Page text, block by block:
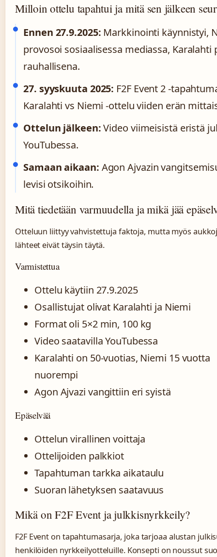
Milloin ottelu tapahtui ja mitä sen jälkeen
Ennen 27.9.2025: Markkinointi käynnistyi,
provosoi sosiaalisessa mediassa, Karalahti
rauhallisena.
27. syyskuuta 2025: F2F Event 2 -
Karalahti vs Niemi -ottelu viiden erän
Ottelun jälkeen:Video viimeisistä eristä
YouTubessa.
Samaan aikaan: Agon Ajvazin
levisi otsikoihin.
Mitä tiedetään varmuudella ja mikä jää
Otteluun liittyy vahvistettuja faktoja, mutta myös
lähteet eivät täysin täytä.
Varmistettua
Ottelu käytiin 27.9.2025
Osallistujat olivat Karalahti ja Niemi
Format oli 5×2 min, 100 kg
Video saatavilla YouTubessa
Karalahti on 50-vuotias, Niemi 15 vuotta
nuorempi
Agon Ajvazi vangittiin eri syistä
Epäselvää
Ottelun virallinen voittaja
Ottelijoiden palkkiot
Tapahtuman tarkka aikataulu
Suoran lähetyksen saatavuus
Mikä on F2F Event ja julkkisnyrkkeily?
F2F Event on tapahtumasarja, joka tarjoaa alustan
henkilöiden nyrkkeilyotteluille. Konsepti on noussut